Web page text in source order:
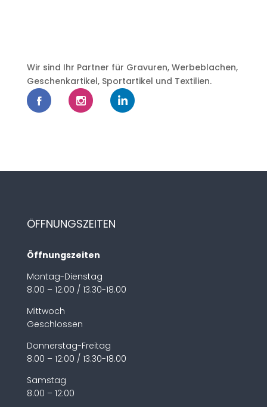
Wir sind Ihr Partner für Gravuren, Werbeblachen,
Geschenkartikel, Sportartikel und Textilien.
ÖFFNUNGSZEITEN
Öffnungszeiten
Montag-Dienstag
8.00 – 12:00 / 13.30-18.00
Mittwoch
Geschlossen
Donnerstag-Freitag
8.00 – 12:00 / 13.30-18.00
Samstag
8.00 – 12:00